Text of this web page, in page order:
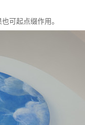
可起点缀作用。